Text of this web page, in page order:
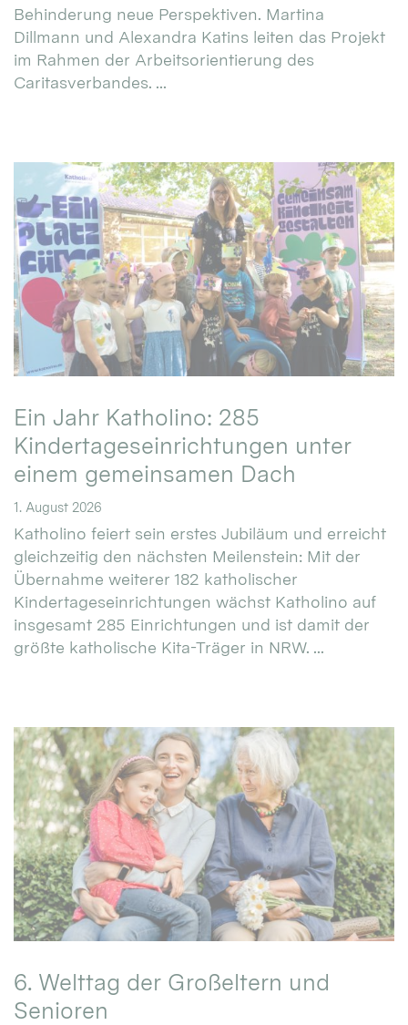
Behinderung neue Perspektiven. Martina
Dillmann und Alexandra Katins leiten das Projekt
im Rahmen der Arbeitsorientierung des
Caritasverbandes. ...
Ein Jahr Katholino: 285
Kindertageseinrichtungen unter
einem gemeinsamen Dach
1. August 2026
Katholino feiert sein erstes Jubiläum und erreicht
gleichzeitig den nächsten Meilenstein: Mit der
Übernahme weiterer 182 katholischer
Kindertageseinrichtungen wächst Katholino auf
insgesamt 285 Einrichtungen und ist damit der
größte katholische Kita-Träger in NRW. ...
6. Welttag der Großeltern und
Senioren